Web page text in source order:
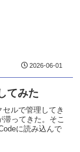
2026-06-01
てみた
ルで管理してき
ってきた。そこ
に読み込んで